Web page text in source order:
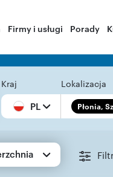
Firmy i usługi Porady
Kraj
PL
Lokalizacja
Płonia,